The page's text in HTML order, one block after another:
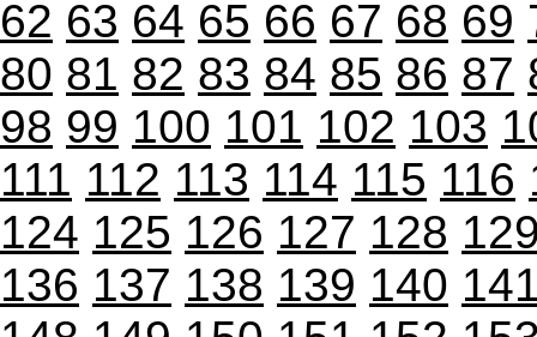
62 63 64 65 66 67 68 69
80 81 82 83 84 85 86 87
98 99 100 101 102 103
111 112 113 114 115 116
124 125 126 127 128
136 137 138 139 140